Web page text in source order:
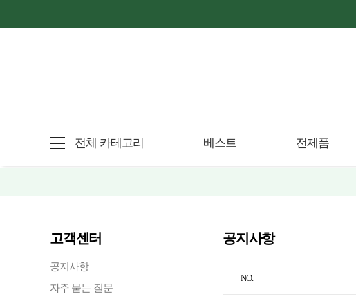
전체 카테고리 베스트 전제품
고객센터
공지사항
자주 묻는 질문
공지사항
NO.